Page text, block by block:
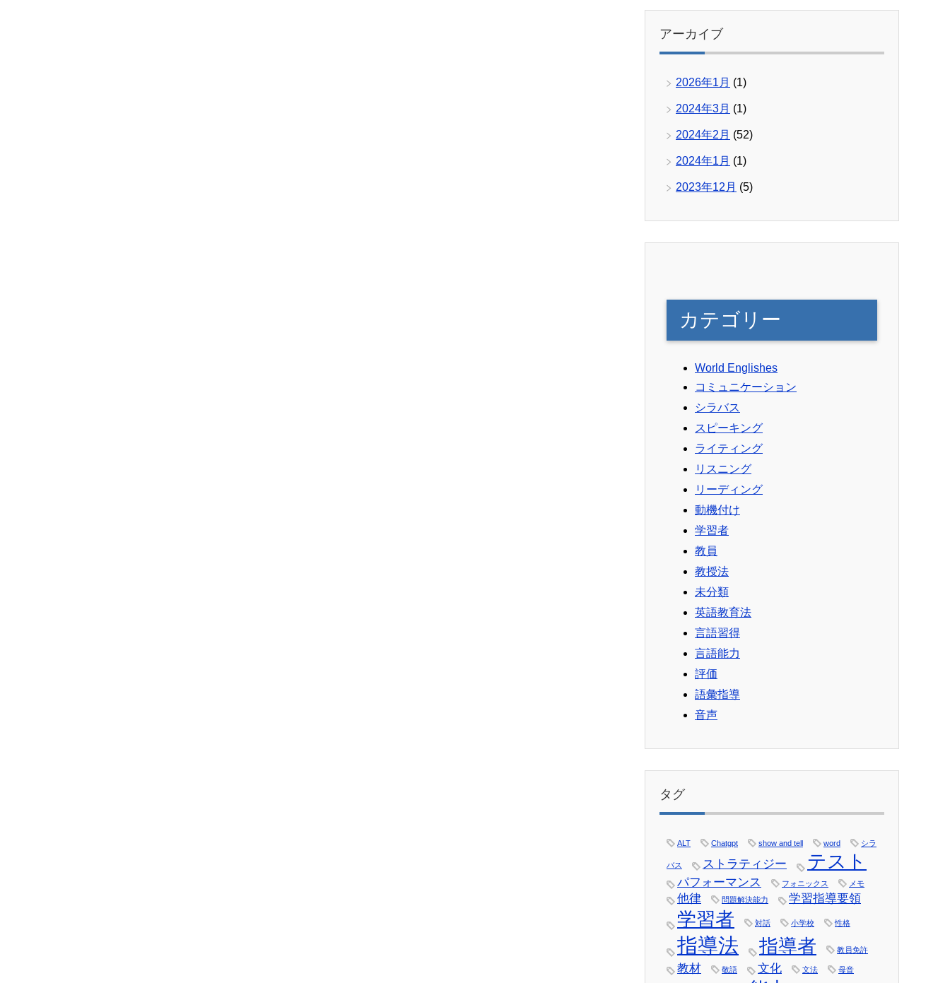
アーカイブ
2026年1月 (1)
2024年3月 (1)
2024年2月 (52)
2024年1月 (1)
2023年12月 (5)
カテゴリー
World Englishes
コミュニケーション
シラバス
スピーキング
ライティング
リスニング
リーディング
動機付け
学習者
教員
教授法
未分類
英語教育法
言語習得
言語能力
評価
語彙指導
音声
タグ
ALT Chatgpt show and tell word シラ
バス ストラティジー テスト
パフォーマンス フォニックス メモ
他律 問題解決能力 学習指導要領
学習者 対話 小学校 性格
指導法 指導者 教員免許
教材 敬語 文化 文法 母音